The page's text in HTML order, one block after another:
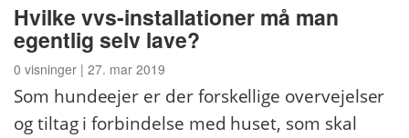
Hvilke vvs-installationer må man
egentlig selv lave?
0 visninger | 27. mar 2019
Som hundeejer er der forskellige overvejelser
og tiltag i forbindelse med huset, som skal